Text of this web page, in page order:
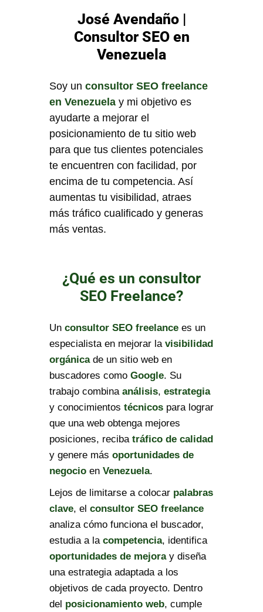
José Avendaño |
Consultor SEO en
Venezuela
Soy un consultor SEO freelance
en Venezuela y mi objetivo es
ayudarte a mejorar el
posicionamiento de tu sitio web
para que tus clientes potenciales
te encuentren con facilidad, por
encima de tu competencia. Así
aumentas tu visibilidad, atraes
más tráfico cualificado y generas
más ventas.
¿Qué es un consultor
SEO Freelance?
Un consultor SEO freelance es un
especialista en mejorar la visibilidad
orgánicade un sitio web en
buscadores como Google. Su
trabajo combina análisis, estrategia
y conocimientos técnicos para lograr
que una web obtenga mejores
posiciones, reciba tráfico de calidad
y genere más oportunidades de
negocio en Venezuela.
Lejos de limitarse a colocar palabras
clave, el consultor SEO freelance
analiza cómo funciona el buscador,
estudia a la competencia, identifica
oportunidades de mejoray diseña
una estrategia adaptada a los
objetivos de cada proyecto. Dentro
del posicionamiento web, cumple